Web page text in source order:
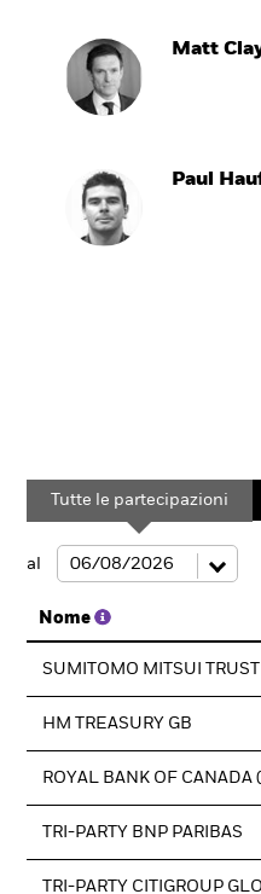
Matt
Paul
Tutte le partecipazioni
al
Nome
SUMITOMO MITSUI
HM TREASURY GB
ROYAL BANK OF
TRI-PARTY BNP PARIBAS
TRI-PARTY CITIGROUP